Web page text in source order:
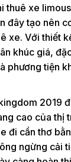
thuê xe
đây tạo nên
xe. Với thiết
khúc giá,
phương tiện
2019
cao của thị
đi cần thơ
ngừng cải